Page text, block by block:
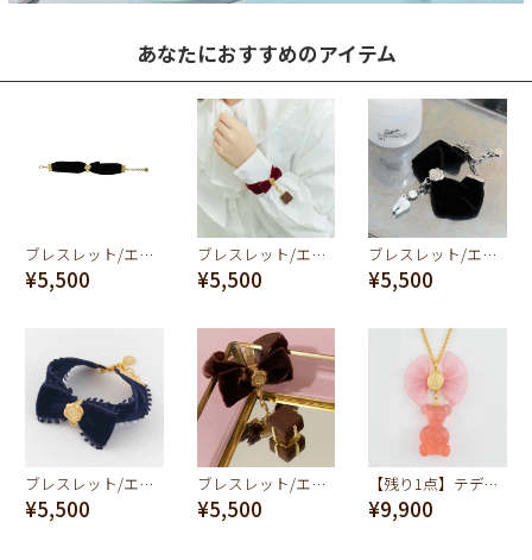
あなたにおすすめのアイテム
ブレスレット/エラベルシアワセ ベルベットリボン(ブラック)
¥5,500
ブレスレット/エラベルシアワセ ベルベットリボン(レッド)
¥5,500
ブレスレット/エラベルシアワセ ベルベットリボン(ブラック×シルバー)
¥5,500
ブレスレット/エラベルシアワセ ベルベットリボン(ネイビー)
¥5,500
ブレスレット/エラベルシアワセ ベルベットリボン(ブラウン)
¥5,500
【残り1点】テディベアグミ ネックレス(ストロベリー)
¥9,900